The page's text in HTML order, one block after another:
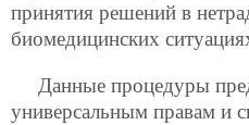
принятия решений в
биомедицинских
Данные процедуры
универсальным правам и